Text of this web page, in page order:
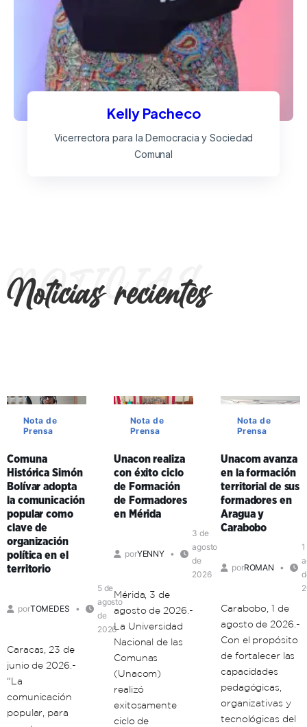
Kelly Pacheco
Vicerrectora para la Democracia y Sociedad
Comunal
NOTICIAS
Noticias recientes
Nota de
Prensa
Comuna
Histórica Simón
Bolívar adopta
la comunicación
popular como
clave de
organización
política en el
territorio
porTOMEDES
5 de
agosto
de
2026
Caracas, 23 de
junio de 2026.-
“La
comunicación
popular, para
Nota de
Prensa
Unacon realiza
con éxito ciclo
de Formación
de Formadores
en Mérida
porYENNY
3 de
agosto
de
2026
Mérida, 3 de
agosto de 2026.-
La Universidad
Nacional de las
Comunas
(Unacom)
realizó
exitosamente
ciclo de
Nota de
Prensa
Unacom avanza
en la formación
territorial de sus
formadores en
Aragua y
Carabobo
porROMAN
Carabobo, 1 de
agosto de 2026.-
Con el propósito
de fortalecer las
capacidades
pedagógicas,
organizativas y
tecnológicas del